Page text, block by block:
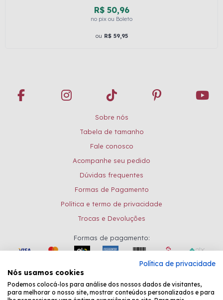
R$ 50,96
no pix ou Boleto
ou R$ 59,95
Sobre nós
Tabela de tamanho
Fale conosco
Acompanhe seu pedido
Dúvidas frequentes
Formas de Pagamento
Política e termo de privacidade
Trocas e Devoluções
Formas de pagamento:
Desenvolvido por
Política de privacidade
Nós usamos cookies
Podemos colocá-los para análise dos nossos dados de visitantes,
para melhorar o nosso site, mostrar conteúdos personalizados e para